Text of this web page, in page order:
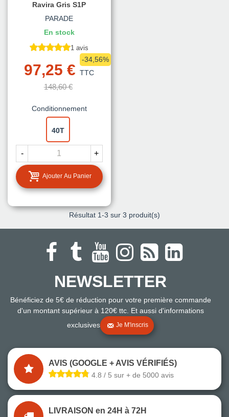
Ravira Gris S1P
PARADE
En stock
1 avis
97,25 € TTC
148,60 €
-34,56%
Conditionnement
40T
- +
Ajouter Au Panier
Résultat 1-3 sur 3 produit(s)
NEWSLETTER
Bénéficiez de 5€ de réduction pour votre première commande
d'un montant supérieur à 120€ ttc. Et aussi d'informations
exclusives
Je M'inscris
AVIS (GOOGLE + AVIS VÉRIFIÉS)
4.8 / 5 sur + de 5000 avis
LIVRAISON en 24H à 72H